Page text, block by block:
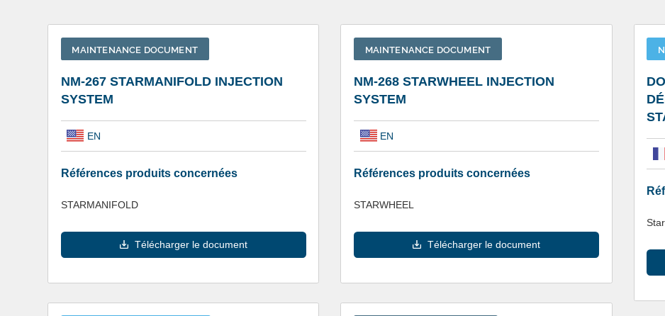
MAINTENANCE DOCUMENT
NM-267 STARMANIFOLD INJECTION
SYSTEM
EN
Références produits concernées
STARMANIFOLD
Télécharger le document
MAINTENANCE DOCUMENT
NM-268 STARWHEEL INJECTION
SYSTEM
EN
Références produits concernées
STARWHEEL
Télécharger le document